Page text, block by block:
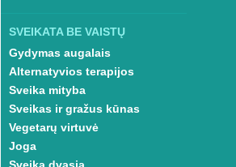
SVEIKATA BE VAISTŲ
Gydymas augalais
Alternatyvios terapijos
Sveika mityba
Sveikas ir gražus kūnas
Vegetarų virtuvė
Joga